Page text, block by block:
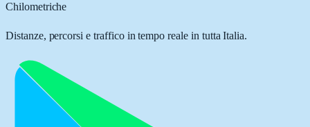
Chilometriche
Distanze, percorsi e traffico in tempo reale in tutta Italia.